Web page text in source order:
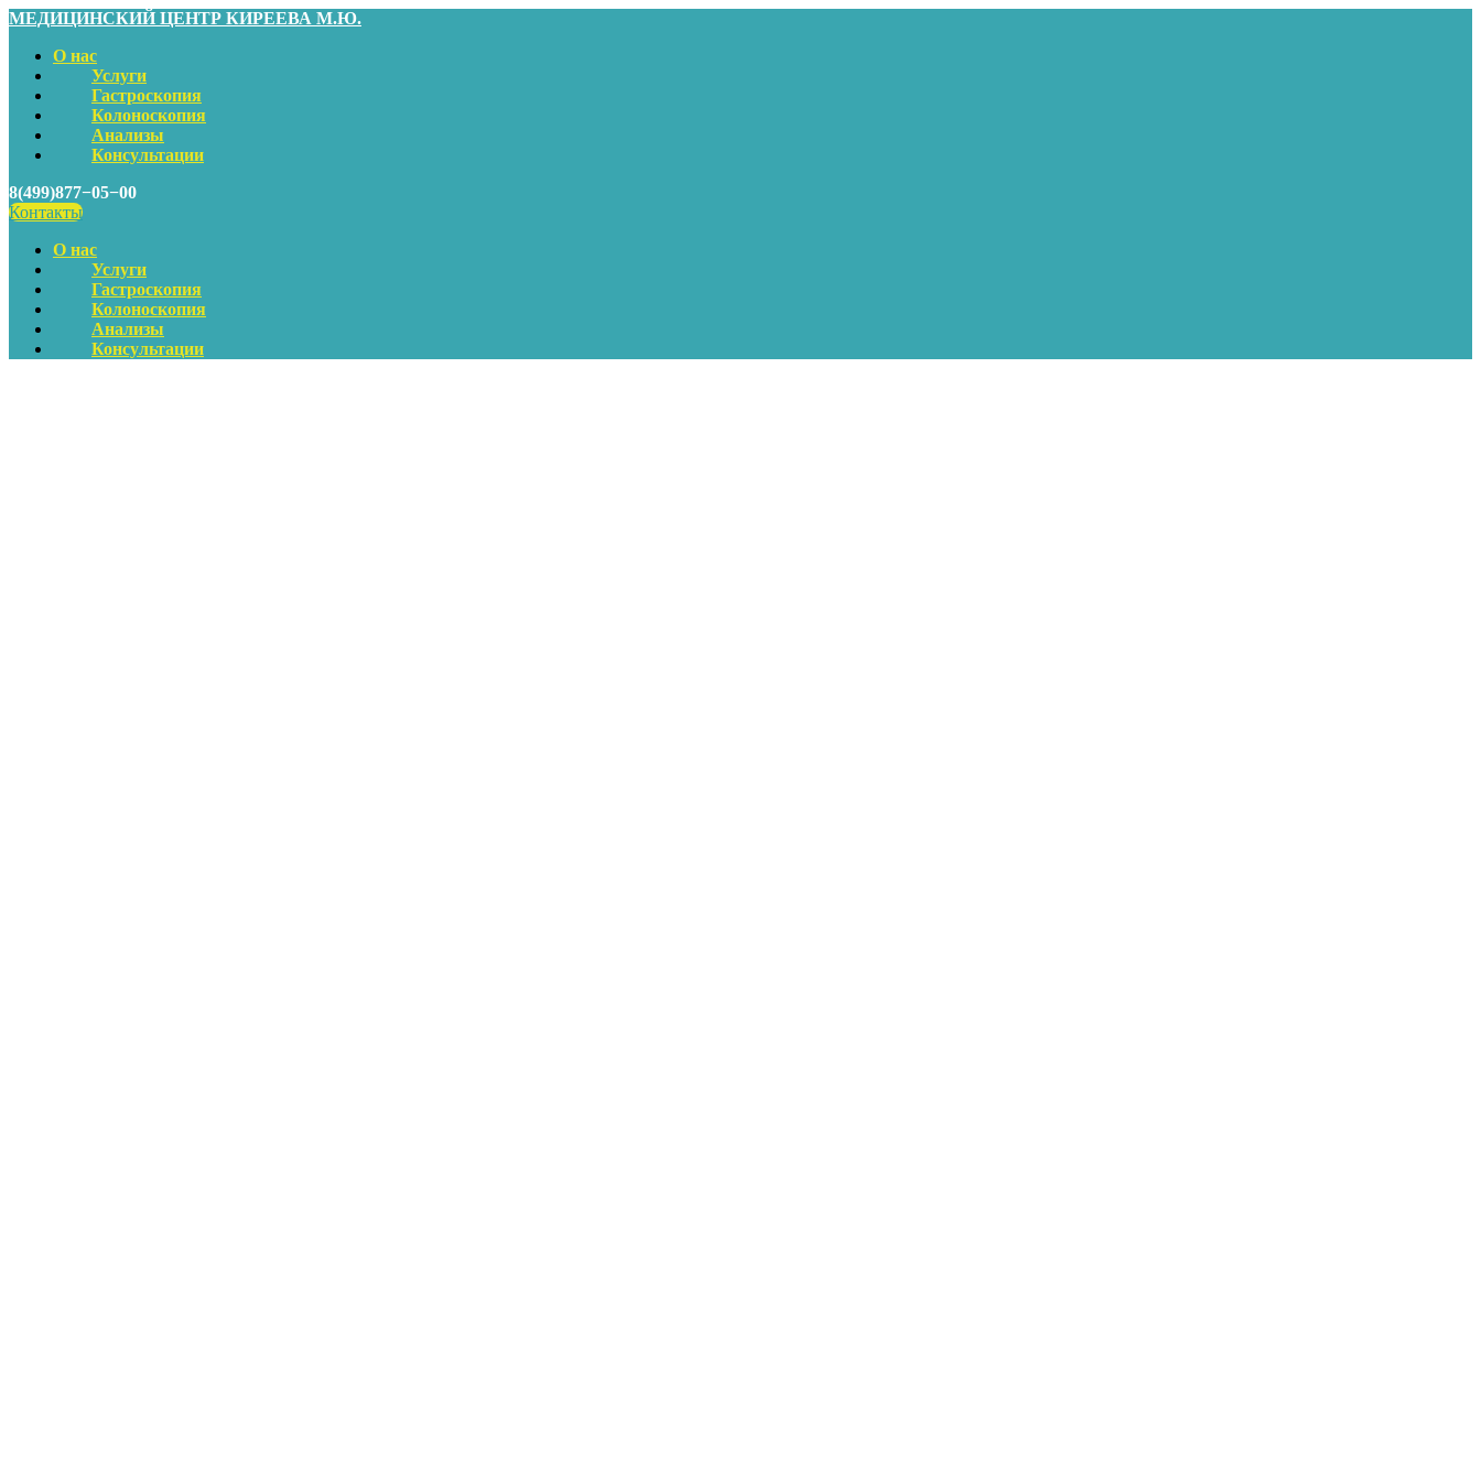
МЕДИЦИНСКИЙ ЦЕНТР КИРЕЕВА М.Ю.
О нас
Услуги
Гастроскопия
Колоноскопия
Анализы
Консультации
8(499)877−05−00
Контакты
О нас
Услуги
Гастроскопия
Колоноскопия
Анализы
Консультации